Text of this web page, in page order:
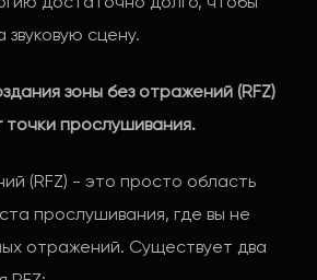
сцену.
зоны без отражений (RFZ)
точки прослушивания.
(RFZ) - это просто область
прослушивания, где вы не
отражений. Существует два